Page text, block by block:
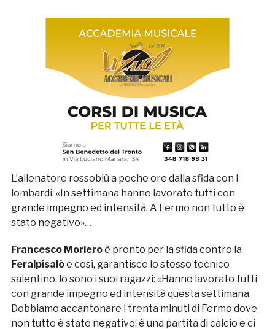
L’allenatore rossoblù a poche ore dalla sfida con i
lombardi: «In settimana hanno lavorato tutti con
grande impegno ed intensità. A Fermo non tutto è
stato negativo»…
Francesco Morieroè pronto per la sfida contro la
Feralpisalòe così, garantisce lo stesso tecnico
salentino, lo sono i suoi ragazzi: «Hanno lavorato tutti
con grande impegno ed intensità questa settimana.
Dobbiamo accantonare i trenta minuti di Fermo dove
non tutto è stato negativo: è una partita di calcio e ci